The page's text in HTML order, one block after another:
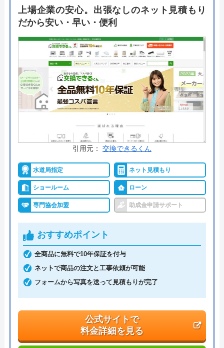
カードやモバイル決済を利用することも出来ます。
24時間365日で対応可能で見積もりや出張料も無料
公式サイトで
料金詳細を見る
今すぐ電話で相談する
0120-091-026
受付時間： 24時間
イースマイル の基本情報
運営会社 株式会社イ―スマイル
代表者 島村禮孝
創業・設立 平成4年6月1日創業
本社所在地
〒542-0066
大阪府大阪市中央区瓦屋町3丁目7-3 イ
―スマイルビル
上場企業の安心。出張なしのネット見積もり
だから安い・早い・便利
引用元： 交換できるくん
水道局指定 ネット見積もり
ショールーム ローン
専門協会加盟 助成金申請サポート
おすすめポイント
全商品に無料で10年保証を付与
ネットで商品の注文と工事依頼が可能
フォームから写真を送って見積もりが完了
公式サイトで
料金詳細を見る